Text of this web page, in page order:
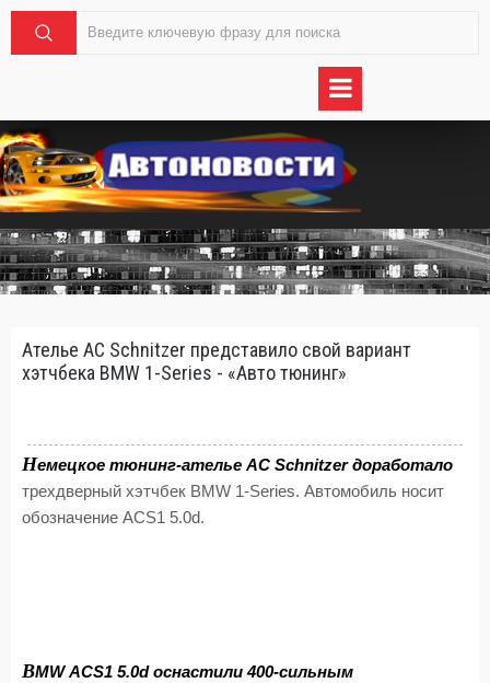
Ателье AC Schnitzer представило свой вариант
хэтчбека BMW 1-Series - «Авто тюнинг»
Немецкое тюнинг-ателье AC Schnitzer доработало
трехдверный хэтчбек BMW 1-Series. Автомобиль носит
обозначение ACS1 5.0d.
BMW ACS1 5.0d оснастили 400-сильным